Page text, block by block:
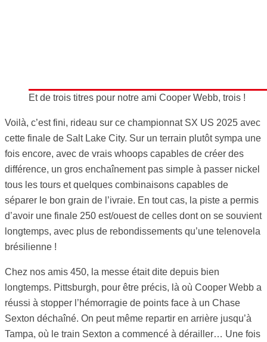
Et de trois titres pour notre ami Cooper Webb, trois !
Voilà, c’est fini, rideau sur ce championnat SX US 2025 avec
cette finale de Salt Lake City. Sur un terrain plutôt sympa une
fois encore, avec de vrais whoops capables de créer des
différence, un gros enchaînement pas simple à passer nickel
tous les tours et quelques combinaisons capables de
séparer le bon grain de l’ivraie. En tout cas, la piste a permis
d’avoir une finale 250 est/ouest de celles dont on se souvient
longtemps, avec plus de rebondissements qu’une telenovela
brésilienne !
Chez nos amis 450, la messe était dite depuis bien
longtemps. Pittsburgh, pour être précis, là où Cooper Webb a
réussi à stopper l’hémorragie de points face à un Chase
Sexton déchaîné. On peut même repartir en arrière jusqu’à
Tampa, où le train Sexton a commencé à dérailler… Une fois